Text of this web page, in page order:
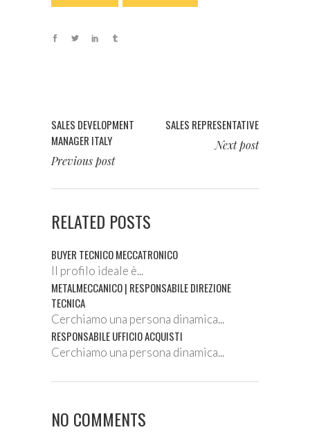
SALES DEVELOPMENT
MANAGER ITALY
Previous post
SALES REPRESENTATIVE
Next post
RELATED POSTS
BUYER TECNICO MECCATRONICO
Il profilo ideale è...
METALMECCANICO | RESPONSABILE DIREZIONE
TECNICA
Cerchiamo una persona dinamica...
RESPONSABILE UFFICIO ACQUISTI
Cerchiamo una persona dinamica...
NO COMMENTS